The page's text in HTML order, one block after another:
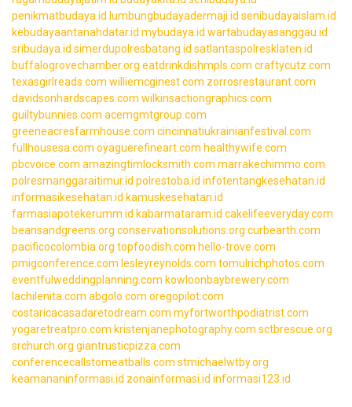
penikmatbudaya.id lumbungbudayadermaji.id senibudayaislam.id
kebudayaantanahdatar.id mybudaya.id wartabudayasanggau.id
sribudaya.id simerdupolresbatang.id satlantaspolresklaten.id
buffalogrovechamber.org eatdrinkdishmpls.com craftycutz.com
texasgirlreads.com williemcginest.com zorrosrestaurant.com
davidsonhardscapes.com wilkinsactiongraphics.com
guiltybunnies.com acemgmtgroup.com
greeneacresfarmhouse.com cincinnatiukrainianfestival.com
fullhousesa.com oyaguerefineart.com healthywife.com
pbcvoice.com amazingtimlocksmith.com marrakechimmo.com
polresmanggaraitimur.id polrestoba.id infotentangkesehatan.id
informasikesehatan.id kamuskesehatan.id
farmasiapotekerumm.id kabarmataram.id cakelifeeveryday.com
beansandgreens.org conservationsolutions.org curbearth.com
pacificocolombia.org topfoodish.com hello-trove.com
pmigconference.com lesleyreynolds.com tomulrichphotos.com
eventfulweddingplanning.com kowloonbaybrewery.com
lachilenita.com abgolo.com oregopilot.com
costaricacasadaretodream.com myfortworthpodiatrist.com
yogaretreatpro.com kristenjanephotography.com sctbrescue.org
srchurch.org giantrusticpizza.com
conferencecallstomeatballs.com stmichaelwtby.org
keamananinformasi.id zonainformasi.id informasi123.id